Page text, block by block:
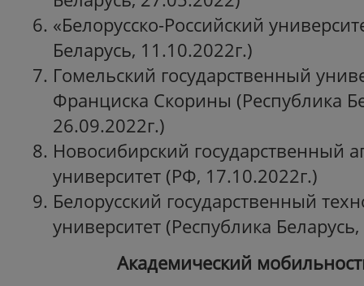
«Белорусско-Российский
Беларусь, 11.10.2022г.)
Гомельский государственный
Франциска Скорины (Республика
26.09.2022г.)
Новосибирский государственный
университет (РФ, 17.10.2022г.)
Белорусский государственный
университет (Республика
Академический